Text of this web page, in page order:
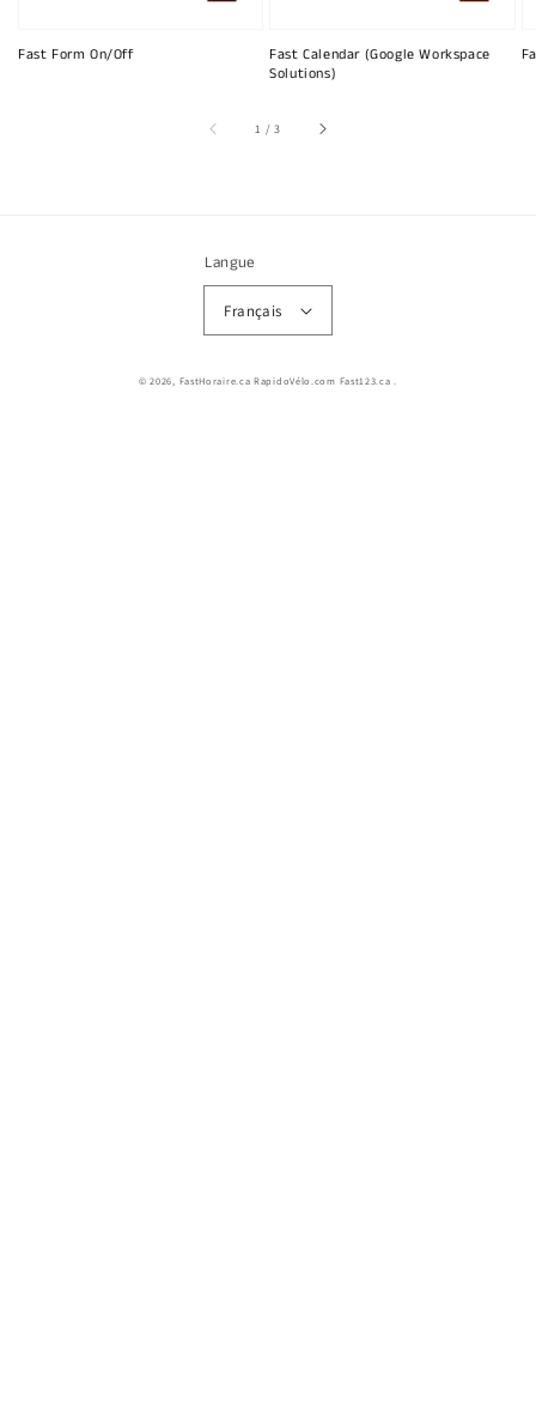
Fast Form On/Off
Fast Calendar (Google Workspace
Solutions)
1 /sur
3
Langue
Français
© 2026, FastHoraire.ca RapidoVélo.com Fast123.ca .